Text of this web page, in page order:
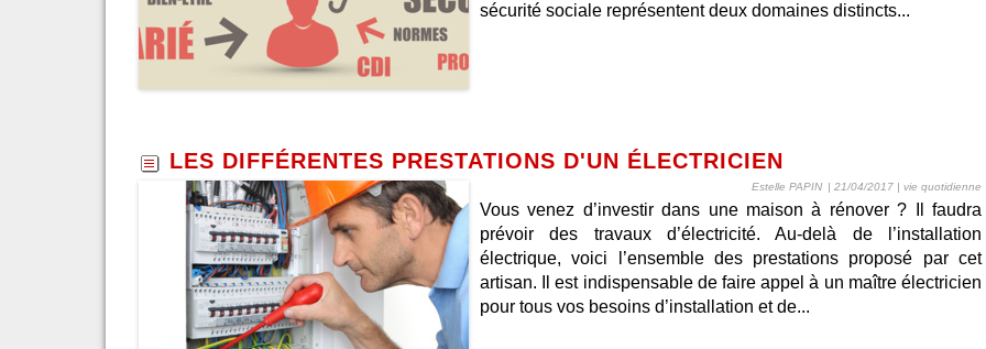
sécurité sociale représentent deux domaines distincts...
LES DIFFÉRENTES PRESTATIONS D'UN ÉLECTRICIEN
Estelle PAPIN | 21/04/2017 | vie quotidienne
Vous venez d’investir dans une maison à rénover ? Il faudra
prévoir des travaux d’électricité. Au-delà de l’installation
électrique, voici l’ensemble des prestations proposé par cet
artisan. Il est indispensable de faire appel à un maître électricien
pour tous vos besoins d’installation et de...